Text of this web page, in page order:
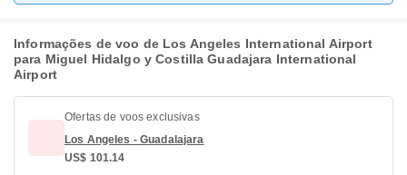
Informações de voo de Los Angeles International Airport
para Miguel Hidalgo y Costilla Guadajara International
Airport
Ofertas de voos exclusivas
Los Angeles - Guadalajara
US$ 101.14